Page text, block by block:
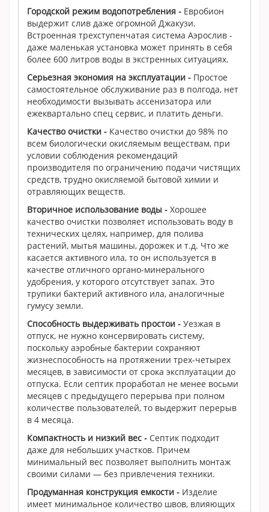
Городской режим водопотребления - Евробион
выдержит слив даже огромной Джакузи.
Встроенная трехступенчатая система Аэрослив -
даже маленькая установка может принять в себя
более 600 литров воды в экстренных ситуациях.
Серьезная экономия на эксплуатации - Простое
самостоятельное обслуживание раз в полгода, нет
необходимости вызывать ассенизатора или
ежеквартально спец сервис, и платить деньги.
Качество очистки - Качество очистки до 98% по
всем биологически окисляемым веществам, при
условии соблюдения рекомендаций
производителя по ограничению подачи чистящих
средств, трудно окисляемой бытовой химии и
отравляющих веществ.
Вторичное использование воды - Хорошее
качество очистки позволяет использовать воду в
технических целях, например, для полива
растений, мытья машины, дорожек и т.д. Что же
касается активного ила, то он используется в
качестве отличного органо-минерального
удобрения, у которого отсутствует запах. Это
трупики бактерий активного ила, аналогичные
гумусу земли.
Способность выдерживать простои - Уезжая в
отпуск, не нужно консервировать систему,
поскольку аэробные бактерии сохраняют
жизнеспособность на протяжении трех-четырех
месяцев, в зависимости от срока эксплуатации до
отпуска. Если септик проработал не менее восьми
месяцев с предыдущего перерыва при полном
количестве пользователей, то выдержит перерыв
в 4 месяца.
Компактность и низкий вес - Септик подходит
даже для небольших участков. Причем
минимальный вес позволяет выполнить монтаж
своими силами — без привлечения техники.
Продуманная конструкция емкости - Изделие
имеет минимальное количество швов, влияющих